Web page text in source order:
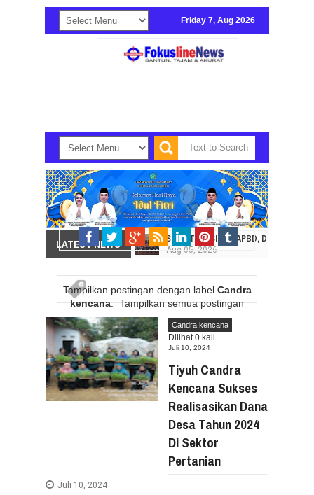
Friday 7, Aug 2026
LATEST NEWS SOROTI EFISIENSI APBD, DPRD
Aug 05, 2026
SEKRETARIAT DPRD PROVINSI
Aug 05, 2026
RESES VIONITA KUERA SERAP
Aug 05, 2026
GUBERNUR YULIUS BAWAKAN CERITA
Aug 05, 2026
RESES DI SMK NEGERI 1 TONDANO,
GERAK CEPAT PEMPROV SULUT
Tampilkan postingan dengan label Candra
kencana. Tampilkan semua postingan
Candra kencana
Dilihat 0 kali
Juli 10, 2024
Tiyuh Candra
Kencana Sukses
Realisasikan Dana
Desa Tahun 2024
Di Sektor
Pertanian
Juli 10, 2024